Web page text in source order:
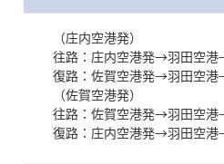
藤島イルミネーション
庄内最大級のイルミネーション
心を込めて準備した温かな光が
模した特徴的なイルミネーショ
彩ります。
（庄内空港発）
往路：庄内空港発→羽田空
復路：佐賀空港発→羽田空
（佐賀空港発）
往路：佐賀空港発→羽田空
復路：庄内空港発→羽田空